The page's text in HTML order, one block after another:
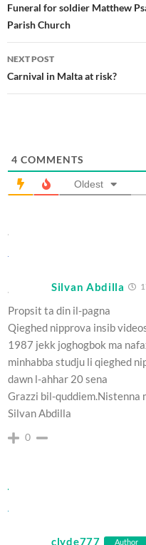
Funeral for soldier Matthew
Parish Church
NEXT POST
Carnival in Malta at risk?
4 COMMENTS
Oldest
Silvan Abdilla
Propsit ta din il-pagna
Qieghed nipprova insib
1987 jekk joghogbok ma
minhabba studju li qieghed
dawn l-ahhar 20 sena
Grazzi bil-quddiem.Nistenna
Silvan Abdilla
0
clyde777 Author